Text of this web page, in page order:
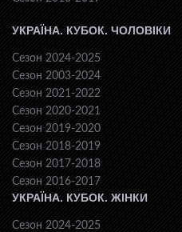
УКРАЇНА. КУБОК. ЧОЛОВІКИ
Сезон 2024-2025
Сезон 2003-2024
Сезон 2021-2022
Сезон 2020-2021
Сезон 2019-2020
Сезон 2018-2019
Сезон 2017-2018
Сезон 2016-2017
УКРАЇНА. КУБОК. ЖІНКИ
Сезон 2024-2025